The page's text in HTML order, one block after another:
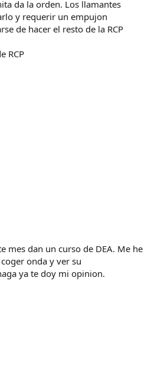
da la orden. Los llamantes
y requerir un empujon
de hacer el resto de la RCP
mes dan un curso de DEA. Me he
onda y ver su
ya te doy mi opinion.